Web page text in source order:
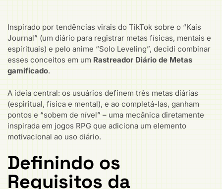
Inspirado por tendências virais do TikTok sobre o “Kais
Journal” (um diário para registrar metas físicas, mentais e
espirituais) e pelo anime “Solo Leveling”, decidi combinar
esses conceitos em um Rastreador Diário de Metas
gamificado.
A ideia central: os usuários definem três metas diárias
(espiritual, física e mental), e ao completá-las, ganham
pontos e “sobem de nível” – uma mecânica diretamente
inspirada em jogos RPG que adiciona um elemento
motivacional ao uso diário.
Definindo os
Requisitos da